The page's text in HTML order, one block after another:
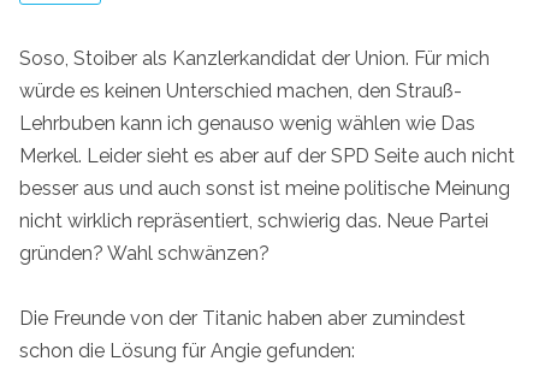
Soso, Stoiber als Kanzlerkandidat der Union. Für mich
würde es keinen Unterschied machen, den Strauß-
Lehrbuben kann ich genauso wenig wählen wie Das
Merkel. Leider sieht es aber auf der SPD Seite auch nicht
besser aus und auch sonst ist meine politische Meinung
nicht wirklich repräsentiert, schwierig das. Neue Partei
gründen? Wahl schwänzen?
Die Freunde von der Titanic haben aber zumindest
schon die Lösung für Angie gefunden: